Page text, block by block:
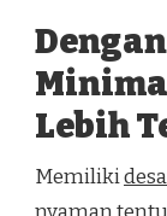
Lebih
Memiliki